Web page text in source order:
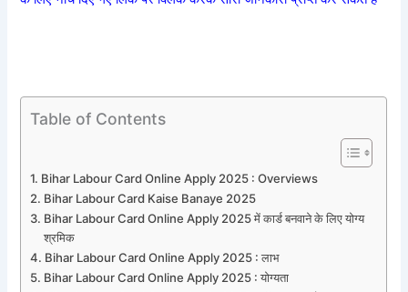
Table of Contents
Bihar Labour Card Online Apply 2025 : Overviews
Bihar Labour Card Kaise Banaye 2025
Bihar Labour Card Online Apply 2025 में कार्ड बनवाने के लिए योग्य
श्रमिक
Bihar Labour Card Online Apply 2025 : लाभ
Bihar Labour Card Online Apply 2025 : योग्यता